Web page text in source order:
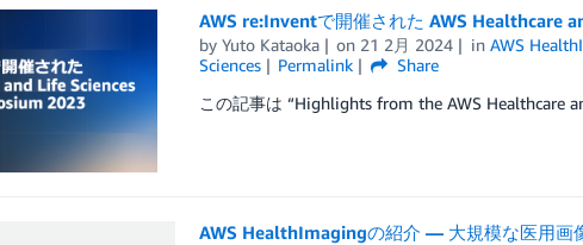
AWS re:Inventで開催された AWS Healthcare
by Yuto Kataoka on 21 2月 2024 inAWS
Sciences
Permalink
Share
この記事は “Highlights from the AWS Healthcare
AWS HealthImagingの紹介 — 大規模な医用画